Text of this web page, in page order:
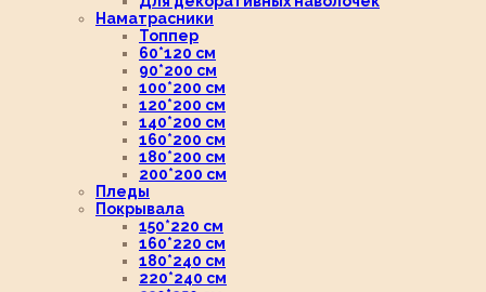
Наматрасники
Топпер
60*120 см
90*200 см
100*200 см
120*200 см
140*200 см
160*200 см
180*200 см
200*200 см
Пледы
Покрывала
150*220 см
160*220 см
180*240 см
220*240 см